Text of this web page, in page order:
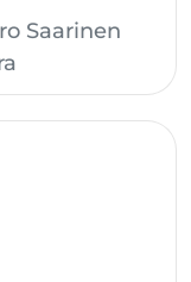
Saarinen